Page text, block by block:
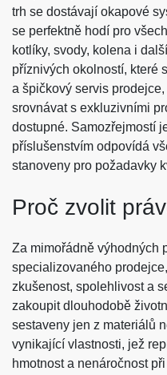
trh se dostávají okapové
se perfektně hodí pro
kotlíky, svody, kolena i
příznivých okolností, které
a špičkový servis
srovnávat s exkluzivními
dostupné. Samozřejmostí
příslušenstvím odpovídá
stanoveny pro požadavky
Proč zvolit
Za mimořádně výhodných
specializovaného
zkušenost, spolehlivost a
zakoupit dlouhodobě
sestaveny jen z materiálů
vynikající vlastnosti, jež
hmotnost a nenáročnost